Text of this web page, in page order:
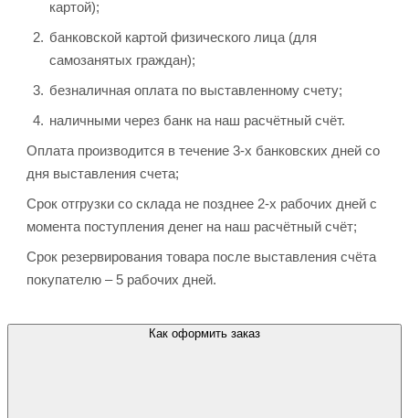
картой);
банковской картой физического лица (для
самозанятых граждан);
безналичная оплата по выставленному счету;
наличными через банк на наш расчётный счёт.
Оплата производится в течение 3-х банковских дней со
дня выставления счета;
Срок отгрузки со склада не позднее 2-х рабочих дней с
момента поступления денег на наш расчётный счёт;
Срок резервирования товара после выставления счёта
покупателю – 5 рабочих дней.
Как оформить заказ